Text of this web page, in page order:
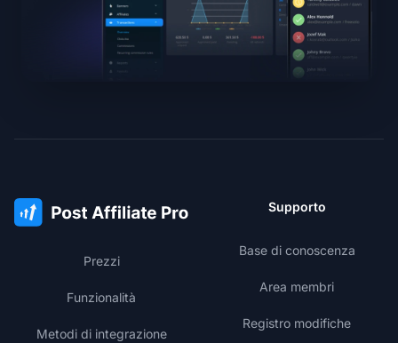
Prezzi
Funzionalità
Metodi di integrazione
Supporto
Base di conoscenza
Area membri
Registro modifiche